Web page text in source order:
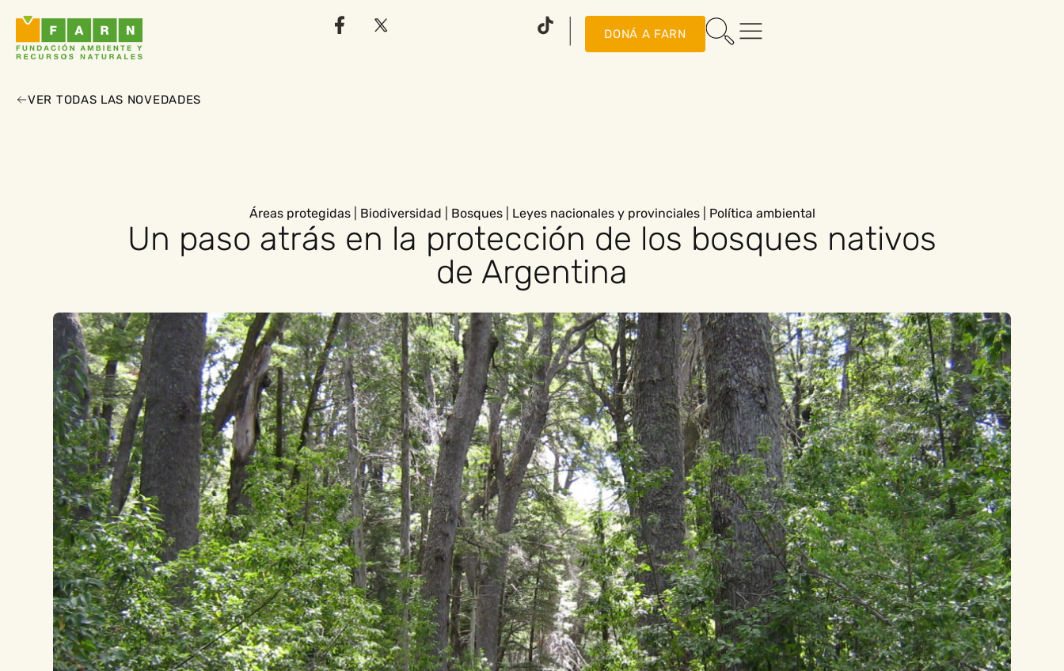
DONÁ A FARN
VER TODAS LAS NOVEDADES
Áreas protegidas| Biodiversidad Bosques| Leyes nacionales y provinciales| Política ambiental
Un paso atrás en la protección de los bosques nativos
de Argentina